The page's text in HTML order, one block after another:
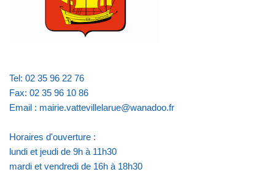
Tel: 02 35 96 22 76
Fax: 02 35 96 10 86
Email : mairie.vattevillelarue@wanadoo.fr
Horaires d'ouverture :
lundi et jeudi de 9h à 11h30
mardi et vendredi de 16h à 18h30